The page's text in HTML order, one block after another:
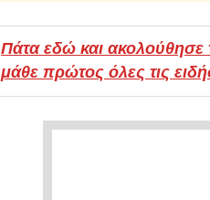
Πάτα εδώ και ακολούθησε
μάθε πρώτος όλες τις